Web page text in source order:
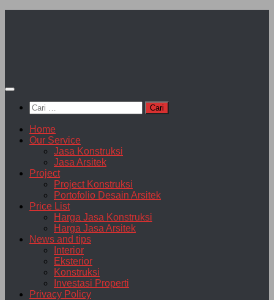
Cari
untuk:
Home
Our Service
Jasa Konstruksi
Jasa Arsitek
Project
Project Konstruksi
Portofolio Desain Arsitek
Price List
Harga Jasa Konstruksi
Harga Jasa Arsitek
News and tips
Interior
Eksterior
Konstruksi
Investasi Properti
Privacy Policy